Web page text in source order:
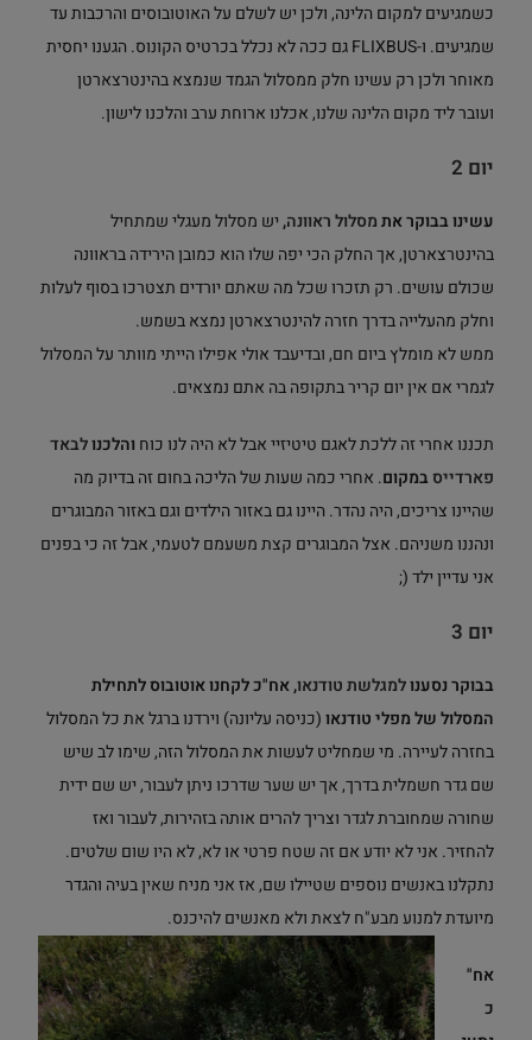
כשמגיעים למקום הלינה, ולכן יש לשלם על האוטובוסים והרכבות עד
שמגיעים. ו-FLIXBUS גם ככה לא נכלל בכרטיס הקונוס. הגענו יחסית
מאוחר ולכן רק עשינו חלק ממסלול הגמד שנמצא בהינטרצארטן
ועובר ליד מקום הלינה שלנו, אכלנו ארוחת ערב והלכנו לישון.
יום 2
עשינו בבוקר אתמסלול ראוונה,יש מסלול מעגלי שמתחיל
בהינטרצארטן, אך החלק הכי יפה שלו הוא כמובן הירידה בראוונה
שכולם עושים. רק תזכרו שכל מה שאתם יורדים תצטרכו בסוף לעלות
וחלק מהעלייה בדרך חזרה להינטרצארטן נמצא בשמש.
ממש לא מומלץ ביום חם, ובדיעבד אולי אפילו הייתי מוותר על המסלול
לגמרי אם אין יום קריר בתקופה בה אתם נמצאים.
תכננו אחרי זה ללכת לאגם טיטיזיי אבל לא היה לנו כוח והלכנולבאד
פארדייסבמקום. אחרי כמה שעות של הליכה בחום זה בדיוק מה
שהיינו צריכים, היה נהדר. היינו גם באזור הילדים וגם באזור המבוגרים
ונהננו משניהם. אצל המבוגרים קצת משעמם לטעמי, אבל זה כי בפנים
אני עדיין ילד (;
יום 3
בבוקר נסענולמגלשת טודנאו, אח"כ לקחנו אוטובוס לתחילת
המסלול של מפלי טודנאו(כניסה עליונה) וירדנו ברגל את כל המסלול
בחזרה לעיירה. מי שמחליט לעשות את המסלול הזה, שימו לב שיש
שם גדר חשמלית בדרך, אך יש שער שדרכו ניתן לעבור, יש שם ידית
שחורה שמחוברת לגדר וצריך להרים אותה בזהירות, לעבור ואז
להחזיר. אני לא יודע אם זה שטח פרטי או לא, לא היו שום שלטים.
נתקלנו באנשים נוספים שטיילו שם, אז אני מניח שאין בעיה והגדר
מיועדת למנוע מבע"ח לצאת ולא מאנשים להיכנס.
אח"
כ